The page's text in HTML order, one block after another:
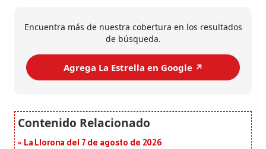
Encuentra más de nuestra cobertura en los resultados
de búsqueda.
Agrega La Estrella en Google ↗️
La Llorona del 7 de agosto de 2026